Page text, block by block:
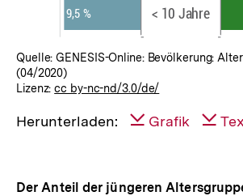
Quelle: GENESIS-Online: Bevölkerung:
(04/2020)
Lizenz:cc by-nc-nd/3.0/de/
Herunterladen: Grafik
Der Anteil der jüngeren